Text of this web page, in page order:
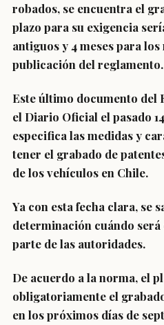
robados, se encuentra el
plazo para su exigencia
antiguos y 4 meses para
publicación del reglamento.
Este último documento del
el Diario Oficial el pasado
especifica las medidas y
tener el grabado de
de los vehículos en Chile.
Ya con esta fecha clara, se
determinación cuándo
parte de las autoridades.
De acuerdo a la norma, el
obligatoriamente el
en los próximos días de